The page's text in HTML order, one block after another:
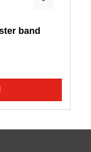
band